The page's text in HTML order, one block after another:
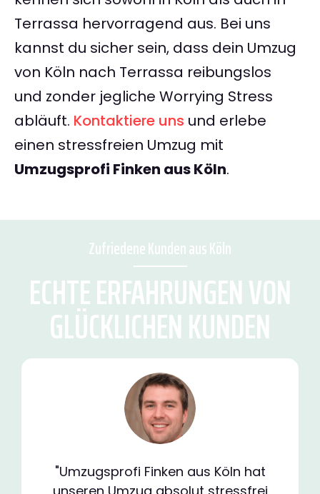
Terrassa hervorragend aus. Bei uns
kannst du sicher sein, dass dein Umzug
von Köln nach Terrassa reibungslos
und zonder jegliche Worrying Stress
abläuft. Kontaktiere uns und erlebe
einen stressfreien Umzug mit
Umzugsprofi Finken aus Köln.
Zufriedene Kunden aus Köln
ECHTE ERFAHRUNGEN VON
GLÜCKLICHEN KUNDEN
"Umzugsprofi Finken aus Köln hat